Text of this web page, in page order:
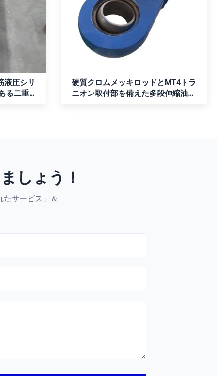
液圧シリ
る二重作
トローク
圧シリン
、Bosch
がありま
キロッ
、調整可
数の取り
Bar 圧
硬質クロムメッキロッドとMT4トラ
ニオン取付部を備えた多段伸縮油圧
MT4トラニオン取付の多段伸縮油圧シリ
ンダ。 270mm/200mmのボア、1255mm
のストローク、21MPaの作動圧力、硬質
クロムメッキ、およびヘビーデューティ
産業用途向けの特殊シールが特徴です。
お問い合わせ
しょう！
サービス」＆